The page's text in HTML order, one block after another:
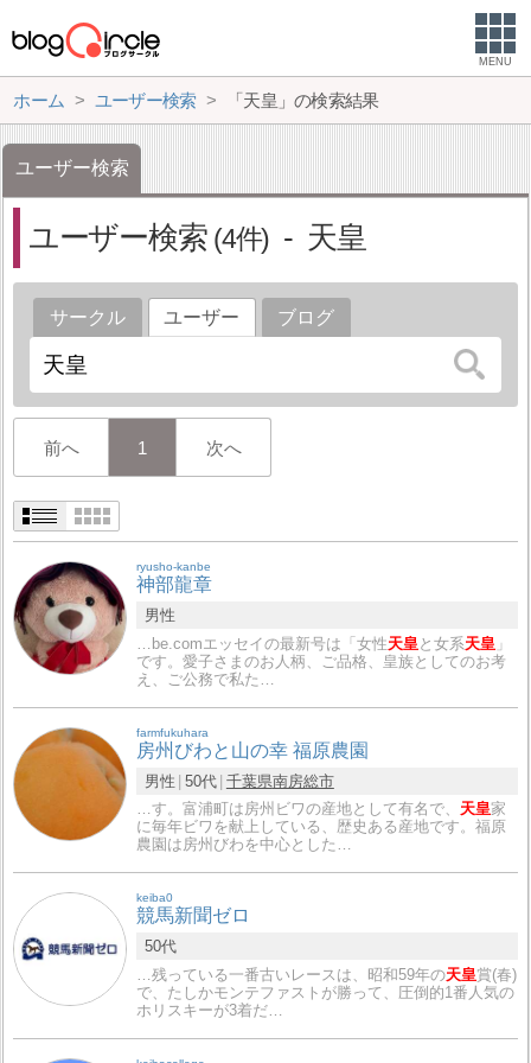
MENU
ホーム ユーザー検索 「天皇」の検索結果
ユーザー検索
ユーザー検索 4 天皇
サークル ユーザー ブログ
前へ 1 次へ
ryusho-kanbe
神部龍章
男性
…be.comエッセイの最新号は「女性天皇 と女系天皇 」
です。愛子さまのお人柄、ご品格、皇族としてのお考
え、ご公務で私た…
farmfukuhara
房州びわと山の幸 福原農園
男性 50代 千葉県南房総市
…す。富浦町は房州ビワの産地として有名で、 天皇家
に毎年ビワを献上している、歴史ある産地です。福原
農園は房州びわを中心とした…
keiba0
競馬新聞ゼロ
50代
…残っている一番古いレースは、昭和59年の天皇賞(春)
で、たしかモンテファストが勝って、圧倒的1番人気の
ホリスキーが3着だ…